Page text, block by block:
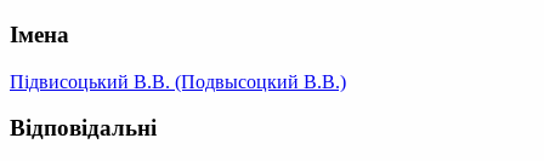
Імена
Підвисоцький В.В. (Подвысоцкий В.В.)
Відповідальні